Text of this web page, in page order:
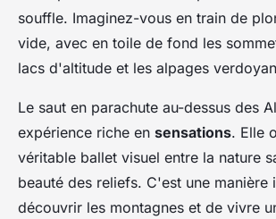
souffle. Imaginez-vous en train de
vide, avec en toile de fond les
lacs d'altitude et les alpages
Le saut en parachute au-dessus des
expérience riche en sensations. Elle
véritable ballet visuel entre la nature
beauté des reliefs. C'est une manière
découvrir les montagnes et de vivre